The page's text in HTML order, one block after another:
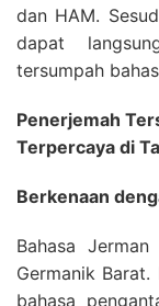
dan HAM.
dapat
tersumpah
Penerjemah
Terpercaya di
Berkenaan
Bahasa
Germanik
bahasa